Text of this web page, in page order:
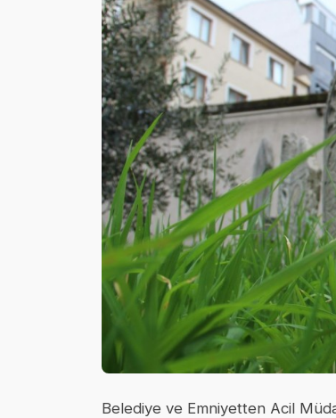
Belediye ve Emniyetten Acil